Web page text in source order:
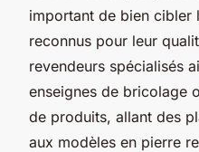
important de bien cibler
reconnus pour leur
revendeurs spécialisés
enseignes de bricolage
de produits, allant des
aux modèles en pierre